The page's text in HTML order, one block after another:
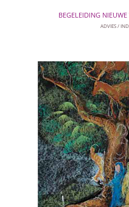
BEGELEIDING
ADVIES